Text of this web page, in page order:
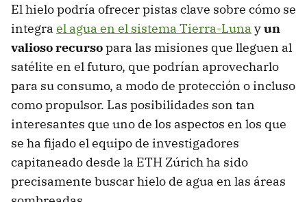
El hielo podría ofrecer pistas clave sobre cómo se
integra el agua en el sistema Tierra-Luna yun
valioso recursopara las misiones que lleguen al
satélite en el futuro, que podrían aprovecharlo
para su consumo, a modo de protección o incluso
como propulsor. Las posibilidades son tan
interesantes que uno de los aspectos en los que
se ha fijado el equipo de investigadores
capitaneado desde la ETH Zúrich ha sido
precisamente buscar hielo de agua en las áreas